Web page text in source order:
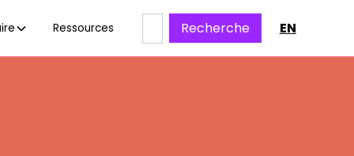
Ressources EN